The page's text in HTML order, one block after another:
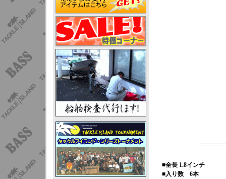
■全長 1.8インチ
■入り数 6本